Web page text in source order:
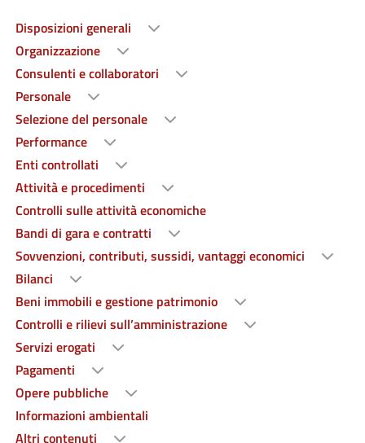
Disposizioni generali
Organizzazione
Consulenti e collaboratori
Personale
Selezione del personale
Performance
Enti controllati
Attività e procedimenti
Controlli sulle attività economiche
Bandi di gara e contratti
Sovvenzioni, contributi, sussidi, vantaggi economici
Bilanci
Beni immobili e gestione patrimonio
Controlli e rilievi sull’amministrazione
Servizi erogati
Pagamenti
Opere pubbliche
Informazioni ambientali
Altri contenuti